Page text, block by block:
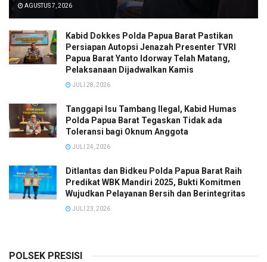
AGUSTUS 7, 2026
Kabid Dokkes Polda Papua Barat Pastikan
Persiapan Autopsi Jenazah Presenter TVRI
Papua Barat Yanto Idorway Telah Matang,
Pelaksanaan Dijadwalkan Kamis
JULI 28, 2026
Tanggapi Isu Tambang Ilegal, Kabid Humas
Polda Papua Barat Tegaskan Tidak ada
Toleransi bagi Oknum Anggota
JULI 24, 2026
Ditlantas dan Bidkeu Polda Papua Barat Raih
Predikat WBK Mandiri 2025, Bukti Komitmen
Wujudkan Pelayanan Bersih dan Berintegritas
JULI 23, 2026
POLSEK PRESISI